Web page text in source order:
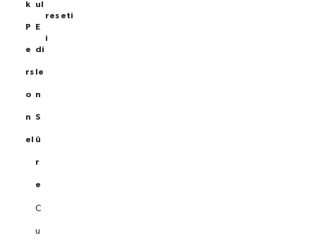
k
P
e
rs
o
n
el
ul
E
di
le
n
S
ü
r
e
res
i
eti
C
u